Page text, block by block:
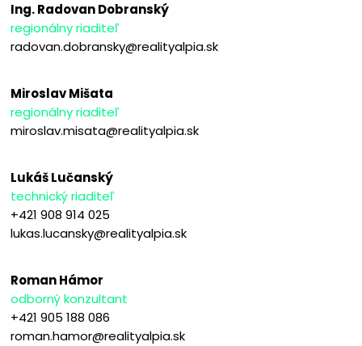
Ing. Radovan Dobranský
regionálny riaditeľ
radovan.dobransky@realityalpia.sk
Miroslav Mišata
regionálny riaditeľ
miroslav.misata@realityalpia.sk
Lukáš Lučanský
technický riaditeľ
+421 908 914 025
lukas.lucansky@realityalpia.sk
Roman Hámor
odborný konzultant
+421 905 188 086
roman.hamor@realityalpia.sk